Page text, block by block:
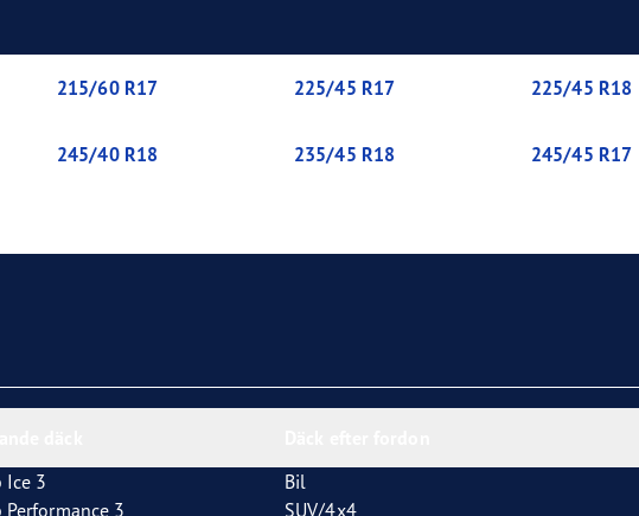
215/60 R17 225/45 R17 225/45 R18
245/40 R18 235/45 R18 245/45 R17
Ice 3
Performance 3
Bil
SUV/4x4